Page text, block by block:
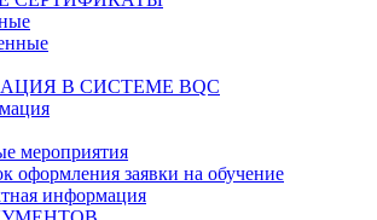
В СИСТЕМЕ BQC
мероприятия
оформления заявки на обучение
информация